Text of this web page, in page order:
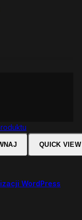
QUICK VIEW
WordPress